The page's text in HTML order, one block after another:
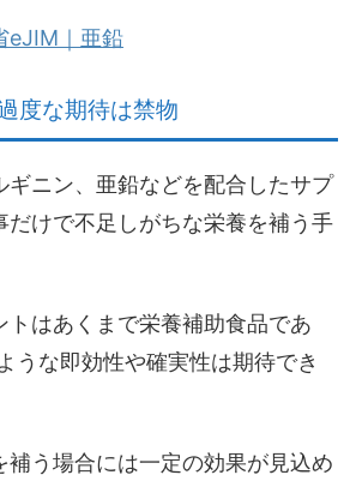
eJIM｜亜鉛
度な期待は禁物
ギニン、亜鉛などを配合したサプ
だけで不足しがちな栄養を補う手
トはあくまで栄養補助食品であ
うな即効性や確実性は期待でき
補う場合には一定の効果が見込め